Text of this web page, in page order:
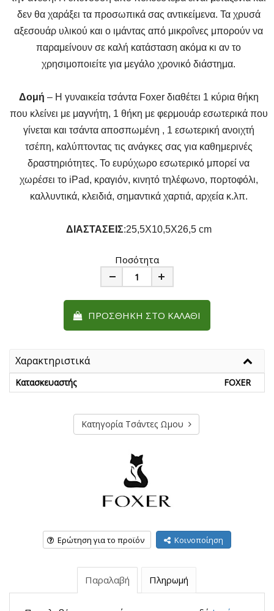
δεν θα χαράξει τα προσωπικά σας αντικείμενα. Τα χρυσά
αξεσουάρ υλικού και ο ιμάντας από μικροΐνες μπορούν να
παραμείνουν σε καλή κατάσταση ακόμα κι αν το
χρησιμοποιείτε για μεγάλο χρονικό διάστημα.
Δομή – Η γυναικεία τσάντα Foxer διαθέτει 1 κύρια θήκη
που κλείνει με μαγνήτη, 1 θήκη με φερμουάρ εσωτερικά που
γίνεται και τσάντα αποσπωμένη , 1 εσωτερική ανοιχτή
τσέπη, καλύπτοντας τις ανάγκες σας για καθημερινές
δραστηριότητες. Το ευρύχωρο εσωτερικό μπορεί να
χωρέσει το iPad, κραγιόν, κινητό τηλέφωνο, πορτοφόλι,
καλλυντικά, κλειδιά, σημαντικά χαρτιά, αρχεία κ.λπ.
ΔΙΑΣΤΑΣΕΙΣ:25,5Χ10,5Χ26,5 cm
Ποσότητα
Plus
ΠΡΟΣΘΉΚΗ ΣΤΟ ΚΑΛΆΘΙ
Χαρακτηριστικά
Κατασκευαστής FOXER
Κατηγορία Τσάντες Ωμου
Ερώτηση για το προϊόν Κοινοποίηση
Παραλαβή Πληρωμή